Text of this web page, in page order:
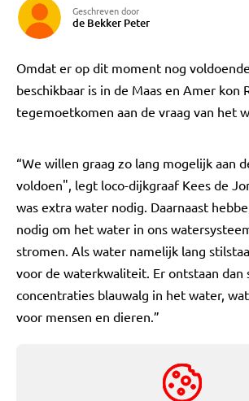
Geschreven door
de Bekker Peter
Omdat er op dit moment nog
beschikbaar is in de Maas en Amer kon
tegemoetkomen aan de vraag van het
“We willen graag zo lang mogelijk aan
voldoen", legt loco-dijkgraaf Kees de
was extra water nodig. Daarnaast
nodig om het water in ons
stromen. Als water namelijk lang
voor de waterkwaliteit. Er ontstaan dan
concentraties blauwalg in het water,
voor mensen en dieren.”